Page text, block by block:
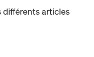
différents articles